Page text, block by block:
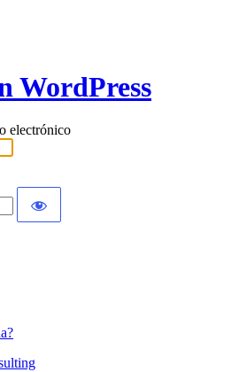
WordPress
electrónico